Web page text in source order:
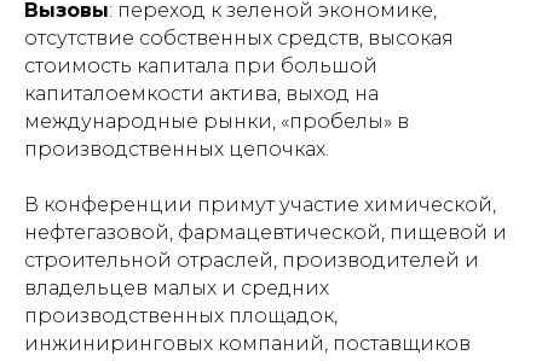
Вызовы: переход к зеленой экономике,
отсутствие собственных средств, высокая
стоимость капитала при большой
капиталоемкости актива, выход на
международные рынки, «пробелы» в
производственных цепочках.
В конференции примут участие химической,
нефтегазовой, фармацевтической, пищевой и
строительной отраслей, производителей и
владельцев малых и средних
производственных площадок,
инжиниринговых компаний, поставщиков